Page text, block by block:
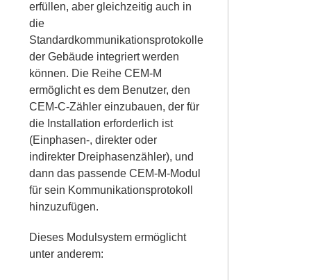
erfüllen, aber gleichzeitig auch in
die
Standardkommunikationsprotokolle
der Gebäude integriert werden
können. Die Reihe CEM-M
ermöglicht es dem Benutzer, den
CEM-C-Zähler einzubauen, der für
die Installation erforderlich ist
(Einphasen-, direkter oder
indirekter Dreiphasenzähler), und
dann das passende CEM-M-Modul
für sein Kommunikationsprotokoll
hinzuzufügen.
Dieses Modulsystem ermöglicht
unter anderem: